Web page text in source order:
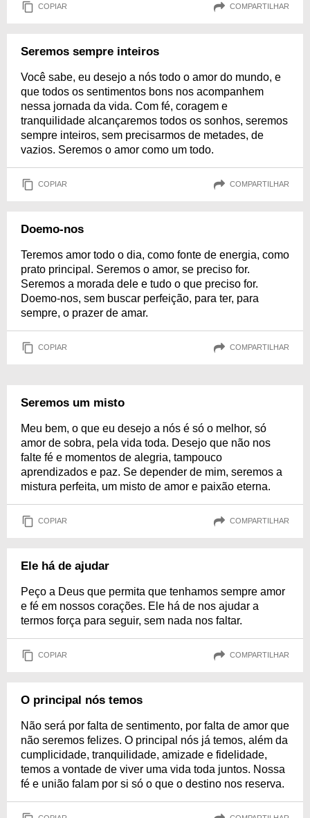
COPIAR COMPARTILHAR
Seremos sempre inteiros
Você sabe, eu desejo a nós todo o amor do mundo, e
que todos os sentimentos bons nos acompanhem
nessa jornada da vida. Com fé, coragem e
tranquilidade alcançaremos todos os sonhos, seremos
sempre inteiros, sem precisarmos de metades, de
vazios. Seremos o amor como um todo.
COPIAR COMPARTILHAR
Doemo-nos
Teremos amor todo o dia, como fonte de energia, como
prato principal. Seremos o amor, se preciso for.
Seremos a morada dele e tudo o que preciso for.
Doemo-nos, sem buscar perfeição, para ter, para
sempre, o prazer de amar.
COPIAR COMPARTILHAR
Seremos um misto
Meu bem, o que eu desejo a nós é só o melhor, só
amor de sobra, pela vida toda. Desejo que não nos
falte fé e momentos de alegria, tampouco
aprendizados e paz. Se depender de mim, seremos a
mistura perfeita, um misto de amor e paixão eterna.
COPIAR COMPARTILHAR
Ele há de ajudar
Peço a Deus que permita que tenhamos sempre amor
e fé em nossos corações. Ele há de nos ajudar a
termos força para seguir, sem nada nos faltar.
COPIAR COMPARTILHAR
O principal nós temos
Não será por falta de sentimento, por falta de amor que
não seremos felizes. O principal nós já temos, além da
cumplicidade, tranquilidade, amizade e fidelidade,
temos a vontade de viver uma vida toda juntos. Nossa
fé e união falam por si só o que o destino nos reserva.